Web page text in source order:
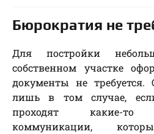
Бюрократия не
Для постройки
собственном участке
документы не требуется.
лишь в том случае,
проходят какие-то
коммуникации,